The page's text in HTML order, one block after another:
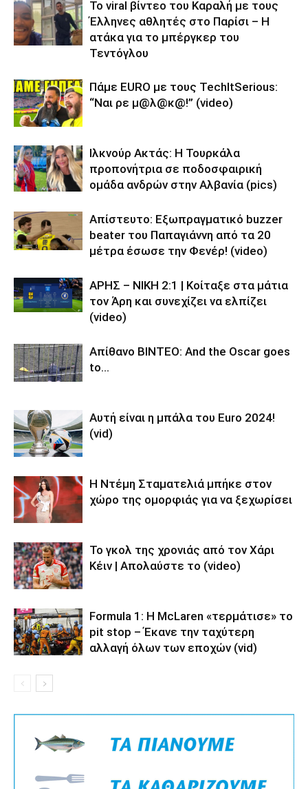
Το viral βίντεο του Καραλή με τους
Έλληνες αθλητές στο Παρίσι – Η
ατάκα για το μπέργκερ του
Τεντόγλου
Πάμε EURO με τους TechItSerious:
“Ναι ρε μ@λ@κ@!” (video)
Ιλκνούρ Ακτάς: Η Τουρκάλα
προπονήτρια σε ποδοσφαιρική
ομάδα ανδρών στην Αλβανία (pics)
Απίστευτο: Εξωπραγματικό buzzer
beater του Παπαγιάννη από τα 20
μέτρα έσωσε την Φενέρ! (video)
ΑΡΗΣ – ΝΙΚΗ 2:1 | Κοίταξε στα μάτια
τον Άρη και συνεχίζει να ελπίζει
(video)
Απίθανο BINTEO: And the Oscar goes
to…
Αυτή είναι η μπάλα του Euro 2024!
(vid)
Η Ντέμη Σταματελιά μπήκε στον
χώρο της ομορφιάς για να ξεχωρίσει
Το γκολ της χρονιάς από τον Χάρι
Κέιν | Απολαύστε το (video)
Formula 1: Η McLaren «τερμάτισε» το
pit stop – Έκανε την ταχύτερη
αλλαγή όλων των εποχών (vid)